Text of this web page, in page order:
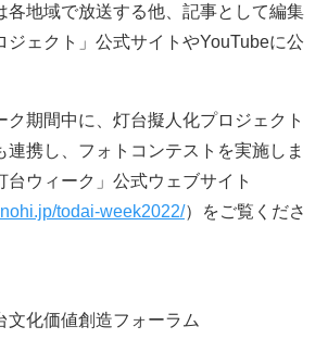
各地域で放送する他、記事として編集
ジェクト」公式サイトやYouTubeに公
ク期間中に、灯台擬人化プロジェクト
連携し、フォトコンテストを実施しま
台ウィーク」公式ウェブサイト
todai-week2022/）をご覧くださ
文化価値創造フォーラム